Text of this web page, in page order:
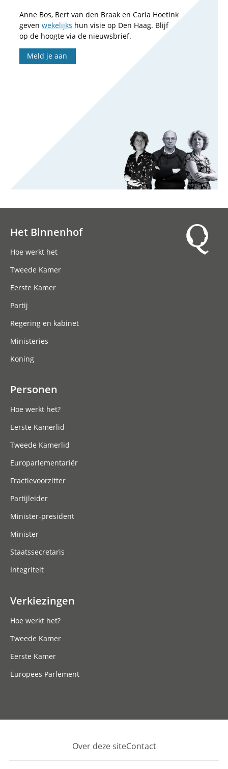
Anne Bos, Bert van den Braak en Carla Hoetink
geven wekelijks hun visie op Den Haag. Blijf
op de hoogte via de nieuwsbrief.
Meld je aan
Het Binnenhof
Hoe werkt het
Tweede Kamer
Eerste Kamer
Partij
Regering en kabinet
Ministeries
Koning
Personen
Hoe werkt het?
Eerste Kamerlid
Tweede Kamerlid
Europarlementariër
Fractievoorzitter
Partijleider
Minister-president
Minister
Staatssecretaris
Integriteit
Verkiezingen
Hoe werkt het?
Tweede Kamer
Eerste Kamer
Europees Parlement
Footer
Over deze siteContact